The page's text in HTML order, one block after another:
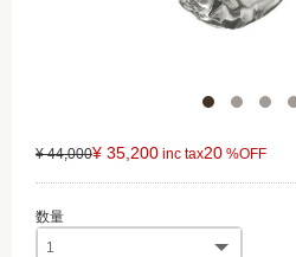
¥ 44,000¥ 35,200 20